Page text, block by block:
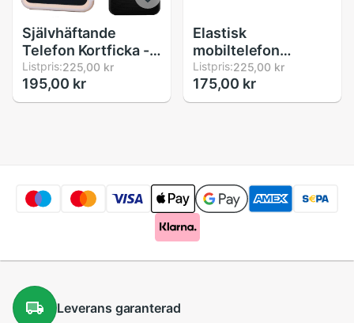
Självhäftande
Telefon Kortficka -
Stretch Lycra Kort
Plånbok Fodral
Sleeve för
Listpris:225,00 kr
195,00 kr
Elastisk
mobiltelefon
plånbok kredit-id-
korthållare
självhäftande ficka
Listpris:225,00 kr
175,00 kr
Leverans garanterad